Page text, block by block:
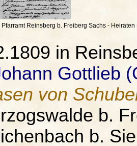
Reinsberg b. Freiberg Sachs - Heiraten
in
Gottlieb
von
b.
b.